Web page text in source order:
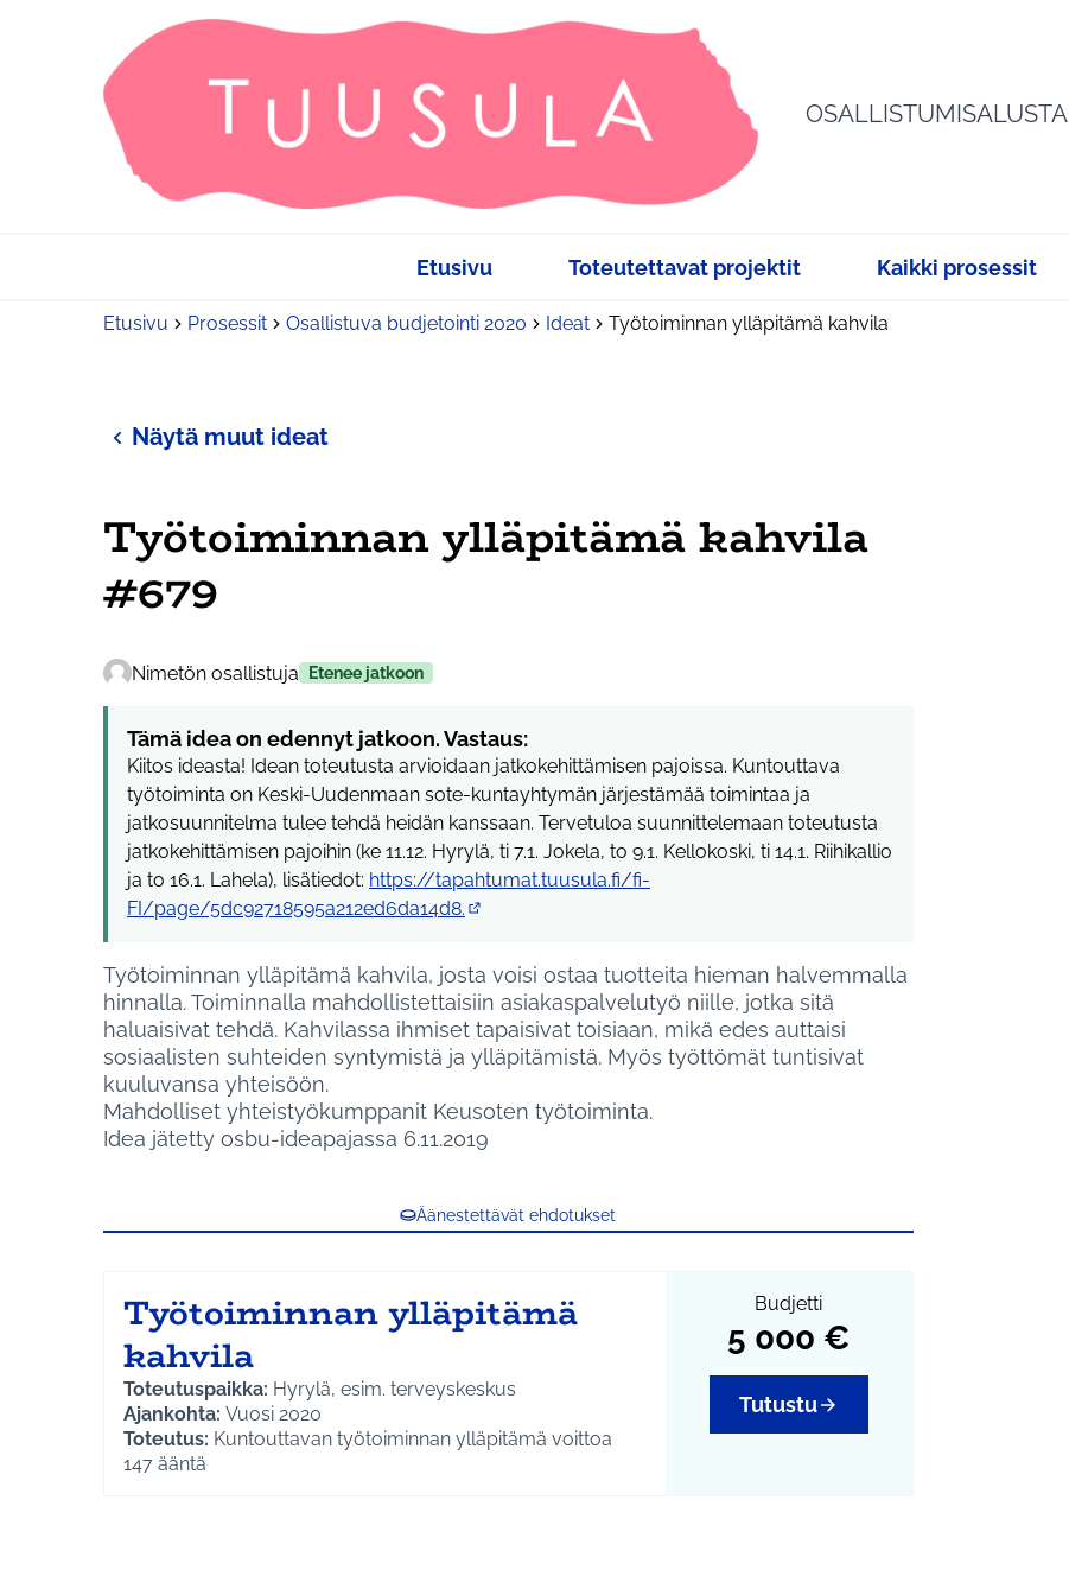
OSALLISTUMISALUSTA
Etusivu Toteutettavat projektit Kaikki prosessit
Etusivu Prosessit Osallistuva budjetointi 2020 Ideat Työtoiminnan ylläpitämä kahvila
Näytä muut ideat
Työtoiminnan ylläpitämä kahvila
#679
Nimetön osallistuja Etenee jatkoon
Tämä idea on edennyt jatkoon. Vastaus:
Kiitos ideasta! Idean toteutusta arvioidaan jatkokehittämisen pajoissa. Kuntouttava
työtoiminta on Keski-Uudenmaan sote-kuntayhtymän järjestämää toimintaa ja
jatkosuunnitelma tulee tehdä heidän kanssaan. Tervetuloa suunnittelemaan toteutusta
jatkokehittämisen pajoihin (ke 11.12. Hyrylä, ti 7.1. Jokela, to 9.1. Kellokoski, ti 14.1. Riihikallio
ja to 16.1. Lahela), lisätiedot: https://tapahtumat.tuusula.fi/fi-
FI/page/5dc92718595a212ed6da14d8.
Työtoiminnan ylläpitämä kahvila, josta voisi ostaa tuotteita hieman halvemmalla
hinnalla. Toiminnalla mahdollistettaisiin asiakaspalvelutyö niille, jotka sitä
haluaisivat tehdä. Kahvilassa ihmiset tapaisivat toisiaan, mikä edes auttaisi
sosiaalisten suhteiden syntymistä ja ylläpitämistä. Myös työttömät tuntisivat
kuuluvansa yhteisöön.
Mahdolliset yhteistyökumppanit Keusoten työtoiminta.
Idea jätetty osbu-ideapajassa 6.11.2019
Äänestettävät ehdotukset
Työtoiminnan ylläpitämä
kahvila
Toteutuspaikka: Hyrylä, esim. terveyskeskus
Ajankohta: Vuosi 2020
Toteutus: Kuntouttavan työtoiminnan ylläpitämä voittoa
tuottamaton kahvila. Toiminnalla mahdollistettaisiin
147 ääntä
Budjetti
5 000 €
Tutustu